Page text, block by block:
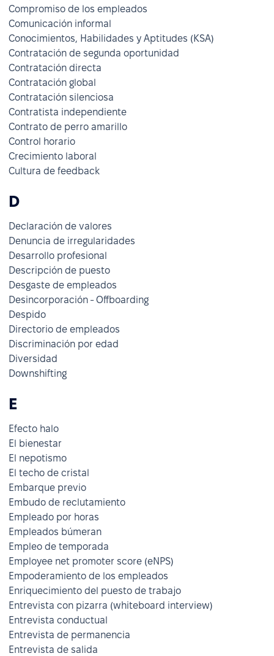
Compromiso de los empleados
Comunicación informal
Conocimientos, Habilidades y Aptitudes (KSA)
Contratación de segunda oportunidad
Contratación directa
Contratación global
Contratación silenciosa
Contratista independiente
Contrato de perro amarillo
Control horario
Crecimiento laboral
Cultura de feedback
D
Declaración de valores
Denuncia de irregularidades
Desarrollo profesional
Descripción de puesto
Desgaste de empleados
Desincorporación - Offboarding
Despido
Directorio de empleados
Discriminación por edad
Diversidad
Downshifting
E
Efecto halo
El bienestar
El nepotismo
El techo de cristal
Embarque previo
Embudo de reclutamiento
Empleado por horas
Empleados búmeran
Empleo de temporada
Employee net promoter score (eNPS)
Empoderamiento de los empleados
Enriquecimiento del puesto de trabajo
Entrevista con pizarra (whiteboard interview)
Entrevista conductual
Entrevista de permanencia
Entrevista de salida